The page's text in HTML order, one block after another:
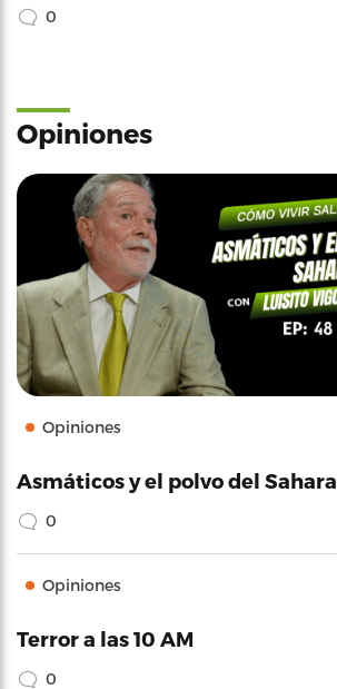
0
Opiniones
Opiniones
Asmáticos y el polvo del Sahara
0
Opiniones
Terror a las 10 AM
0